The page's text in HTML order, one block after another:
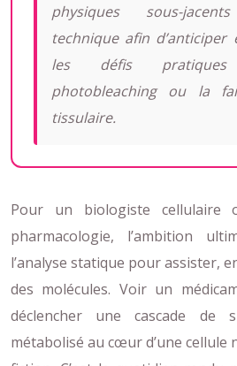
physiques sous-
technique afin
les défis
photobleaching ou la
tissulaire.
Pour un biologiste cellulaire
pharmacologie, l’ambition
l’analyse statique pour assister,
des molécules. Voir un
déclencher une cascade de
métabolisé au cœur d’une cellule